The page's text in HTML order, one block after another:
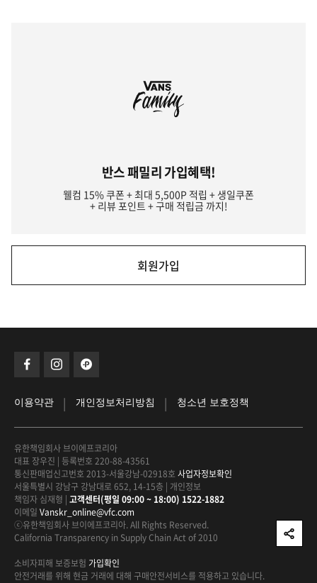
반스 패밀리 가입혜택!
웰컴 15% 쿠폰 + 최대 5,500P 적립 + 생일쿠폰
+ 리뷰 포인트 + 구매 적립금 까지!
회원가입
이용약관 | 개인정보처리방침 | 청소년 보호정책
유한책임회사 브이에프코리아
대표 장우진 | 등록번호 220-88-43561
통신판매업신고번호 2013-서울강남-02918호 사업자정보확인
서울특별시 강남구 강남대로 652, 14-15층 | 개인정보
책임자 심재형 | 고객센터(평일 09:00 ~ 18:00) 1522-1882
이메일 Vanskr_online@vfc.com
ⓒ유한책임회사 브이에프코리아. All Rights Reserved.
California Transparency in Supply Chain Act of 2010
소비자피해 보증보험 가입확인
안전거래를 위해 현금 거래에 대해 구매안전서비스를 적용하고 있습니다.